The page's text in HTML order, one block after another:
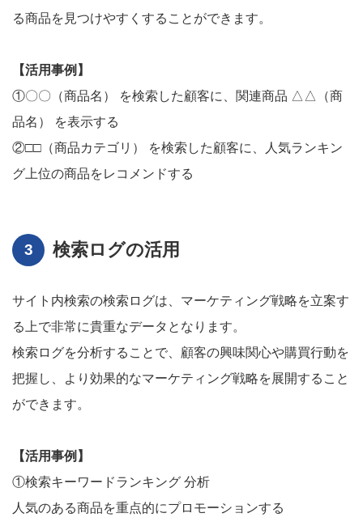
る商品を見つけやすくすることができます。
【活用事例】
①〇〇（商品名） を検索した顧客に、関連商品 △△（商
品名） を表示する
②□□（商品カテゴリ） を検索した顧客に、人気ランキン
グ上位の商品をレコメンドする
検索ログの活用
サイト内検索の検索ログは、マーケティング戦略を立案す
る上で非常に貴重なデータとなります。
検索ログを分析することで、顧客の興味関心や購買行動を
把握し、より効果的なマーケティング戦略を展開すること
ができます。
【活用事例】
①検索キーワードランキング 分析
人気のある商品を重点的にプロモーションする